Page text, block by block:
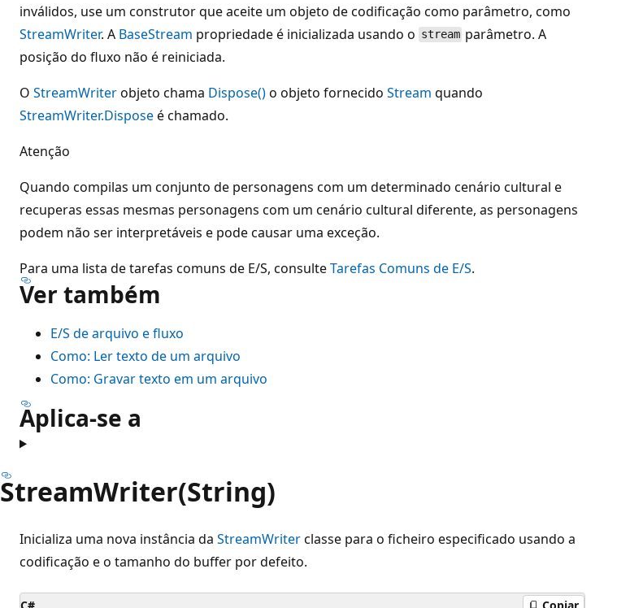
inválidos, use um construtor que aceite um objeto de codificação como parâmetro, como
StreamWriter. A BaseStream propriedade é inicializada usando o stream parâmetro. A
posição do fluxo não é reiniciada.
O StreamWriterobjeto chama Dispose()o objeto fornecido Stream quando
StreamWriter.Disposeé chamado.
Atenção
Quando compilas um conjunto de personagens com um determinado cenário cultural e
recuperas essas mesmas personagens com um cenário cultural diferente, as personagens
podem não ser interpretáveis e pode causar uma exceção.
Para uma lista de tarefas comuns de E/S, consulteTarefas Comuns de E/S.
Ver também
E/S de arquivo e fluxo
Como: Ler texto de um arquivo
Como: Gravar texto em um arquivo
Aplica-se a
StreamWriter(String)
Inicializa uma nova instância da StreamWriterclasse para o ficheiro especificado usando a
codificação e o tamanho do buffer por defeito.
C#